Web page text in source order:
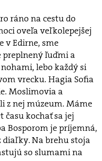
ráno na cestu do
oveľa veľkolepejšej
v Edirne, sme
preplnený ľuďmi a
lebo každý si
vrecku. Hagia Sofia
Moslimovia a
z nej múzeum. Máme
času kochať sa jej
Bosporom je príjemná,
diaľky. Na brehu stoja
so slumami na